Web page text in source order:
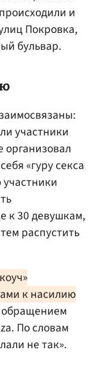
и
Покровка,
бульвар.
участники
организовал
«гуру секса
к 30 девушкам,
распустить
к насилию
обращением
По словам
не так».